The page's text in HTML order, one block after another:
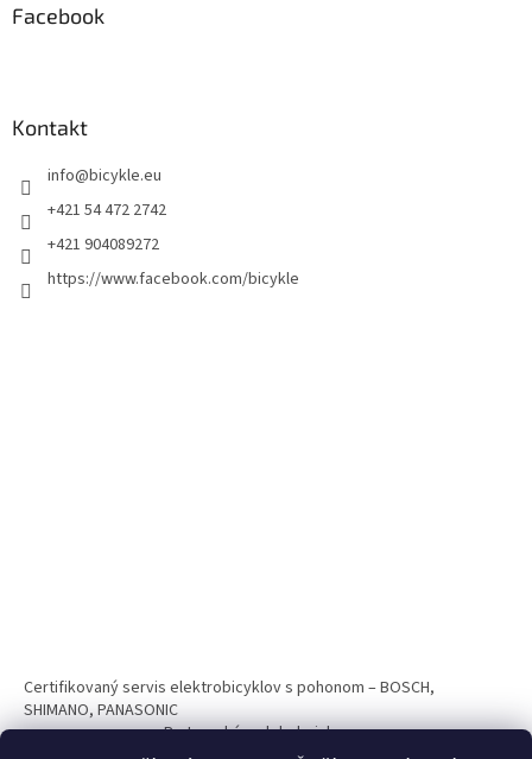
Facebook
Kontakt
info@bicykle.eu
+421 54 472 2742
+421 904089272
https://www.facebook.com/bicykle
Certifikovaný servis elektrobicyklov s pohonom – BOSCH,
SHIMANO, PANASONIC
Partnerský web hokejshop.eu